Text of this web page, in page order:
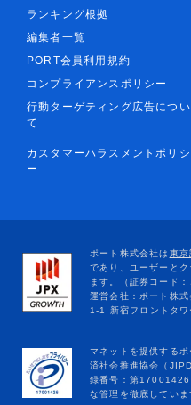
ランキング根拠
編集者一覧
PORT会員利用規約
コンプライアンスポリシー
行動ターゲティング広告につい
て
カスタマーハラスメントポリシ
ー